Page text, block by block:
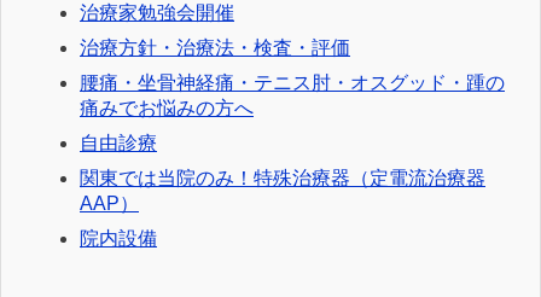
治療家勉強会開催
治療方針・治療法・検査・評価
腰痛・坐骨神経痛・テニス肘・オスグッド・踵の
痛みでお悩みの方へ
自由診療
関東では当院のみ！特殊治療器（定電流治療器
AAP）
院内設備